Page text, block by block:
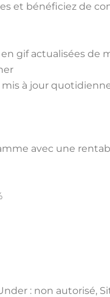
et bénéficiez de
gif actualisées de
à jour
avec une
: non autorisé,